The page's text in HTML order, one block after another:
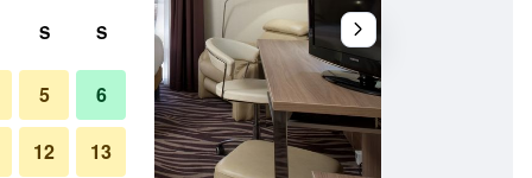
S S
5 6
12 13